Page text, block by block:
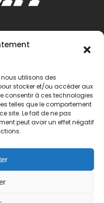
nous utilisons des
stocker et/ou accéder aux
consentir à ces technologies
telles que le comportement
site. Le fait de ne pas
peut avoir un effet négatif